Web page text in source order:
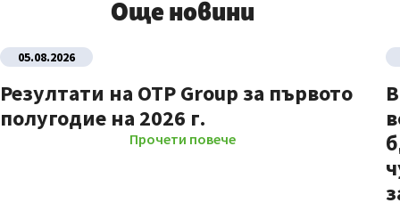
Още новини
05.08.2026
Резултати на OTP Group за първото
полугодие на 2026 г.
Прочети повече